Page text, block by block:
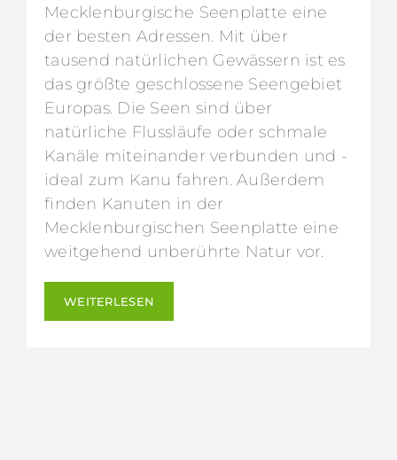
Mecklenburgische Seenplatte eine
der besten Adressen. Mit über
tausend natürlichen Gewässern ist es
das größte geschlossene Seengebiet
Europas. Die Seen sind über
natürliche Flussläufe oder schmale
Kanäle miteinander verbunden und -
ideal zum Kanu fahren. Außerdem
finden Kanuten in der
Mecklenburgischen Seenplatte eine
weitgehend unberührte Natur vor.
WEITERLESEN